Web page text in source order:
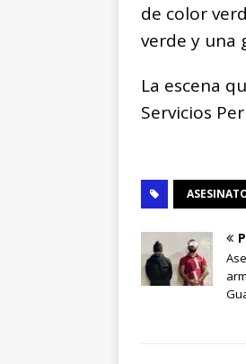
de color
verde y una
La escena
Servicios